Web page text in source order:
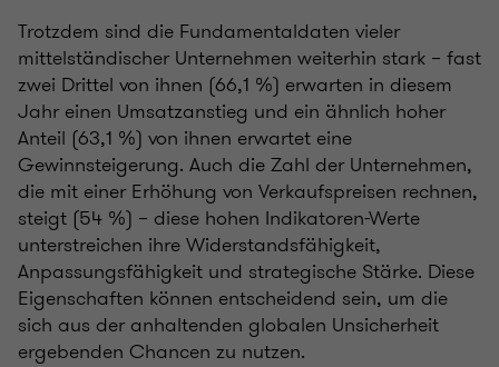
Trotzdem sind die Fundamentaldaten vieler
mittelständischer Unternehmen weiterhin stark – fast
zwei Drittel von ihnen (66,1 %) erwarten in diesem
Jahr einen Umsatzanstieg und ein ähnlich hoher
Anteil (63,1 %) von ihnen erwartet eine
Gewinnsteigerung. Auch die Zahl der Unternehmen,
die mit einer Erhöhung von Verkaufspreisen rechnen,
steigt (54 %) – diese hohen Indikatoren-Werte
unterstreichen ihre Widerstandsfähigkeit,
Anpassungsfähigkeit und strategische Stärke. Diese
Eigenschaften können entscheidend sein, um die
sich aus der anhaltenden globalen Unsicherheit
ergebenden Chancen zu nutzen.